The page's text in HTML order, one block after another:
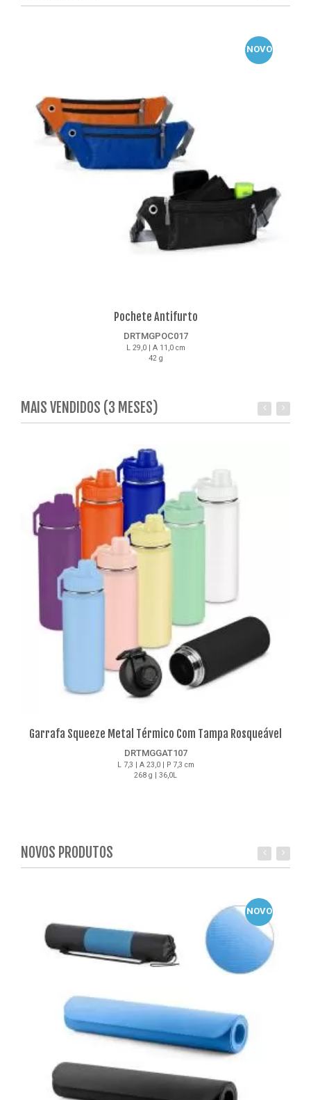
NOVO
Pochete Antifurto
DRTMGPOC017
L 29,0 | A 11,0 cm
42 g
MAIS VENDIDOS (3 MESES)
Garrafa Squeeze Metal Térmico Com Tampa Rosqueável
DRTMGGAT107
L 7,3 | A 23,0 | P 7,3 cm
268 g | 36,0L
NOVOS PRODUTOS
NOVO